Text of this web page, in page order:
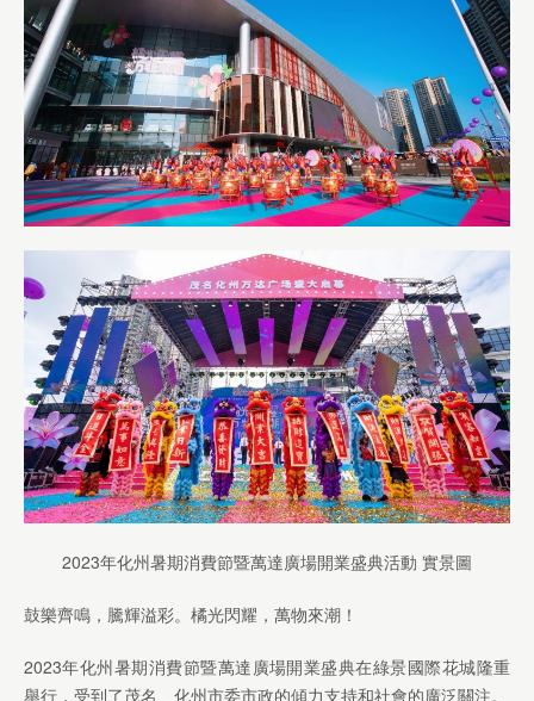
2023年化州暑期消費節暨萬達廣場開業盛典活動 實景圖
鼓樂齊鳴，騰輝溢彩。橘光閃耀，萬物來潮！
2023年化州暑期消費節暨萬達廣場開業盛典在綠景國際花城隆重
舉行，受到了茂名、化州市委市政的傾力支持和社會的廣泛關注。